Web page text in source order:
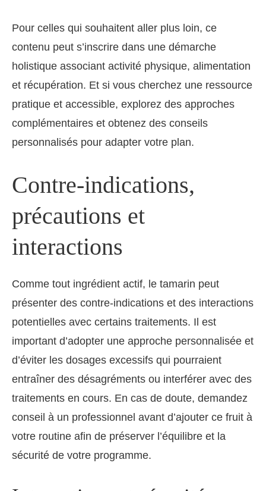
Pour celles qui souhaitent aller plus loin, ce
contenu peut s’inscrire dans une démarche
holistique associant activité physique, alimentation
et récupération. Et si vous cherchez une ressource
pratique et accessible, explorez des approches
complémentaires et obtenez des conseils
personnalisés pour adapter votre plan.
Contre-indications,
précautions et
interactions
Comme tout ingrédient actif, le tamarin peut
présenter des contre-indications et des interactions
potentielles avec certains traitements. Il est
important d’adopter une approche personnalisée et
d’éviter les dosages excessifs qui pourraient
entraîner des désagréments ou interférer avec des
traitements en cours. En cas de doute, demandez
conseil à un professionnel avant d’ajouter ce fruit à
votre routine afin de préserver l’équilibre et la
sécurité de votre programme.